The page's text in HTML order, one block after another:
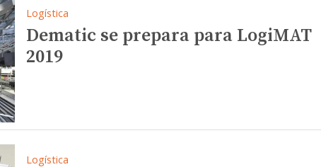
Logística
Dematic se prepara para LogiMAT
2019
Logística